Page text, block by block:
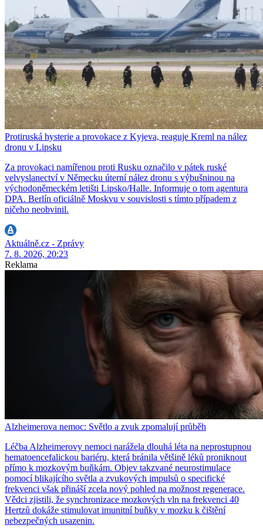
Protiruská hysterie a provokace z Kyjeva, reaguje Kreml na nález
dronu v Lipsku
Za provokaci namířenou proti Rusku označilo v pátek ruské
velvyslanectví v Německu úterní nález dronu s výbušninou na
východoněmeckém letišti Lipsko/Halle. Informuje o tom agentura
DPA. Berlín oficiálně Moskvu v souvislosti s tímto případem z
ničeho neobvinil.
Aktuálně.cz - Zprávy
7. 8. 2026, 20:23
Reklama
Alzheimerova nemoc: Světlo a zvuk zpomalují průběh
Léčba Alzheimerovy nemoci narážela dlouhá léta na neprostupnou
hematoencefalickou bariéru, která bránila většině léků proniknout
přímo k mozkovým buňkám. Objev takzvané neurostimulace
pomocí blikajícího světla a zvukových impulsů o specifické
frekvenci však přináší zcela nový pohled na možnost regenerace.
Vědci zjistili, že synchronizace mozkových vln na frekvenci 40
Hertzů dokáže stimulovat imunitní buňky v mozku k čištění
nebezpečných usazenin.